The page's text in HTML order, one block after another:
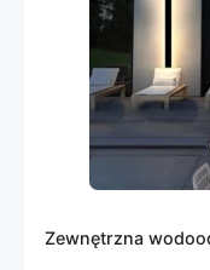
Zewnętrzna